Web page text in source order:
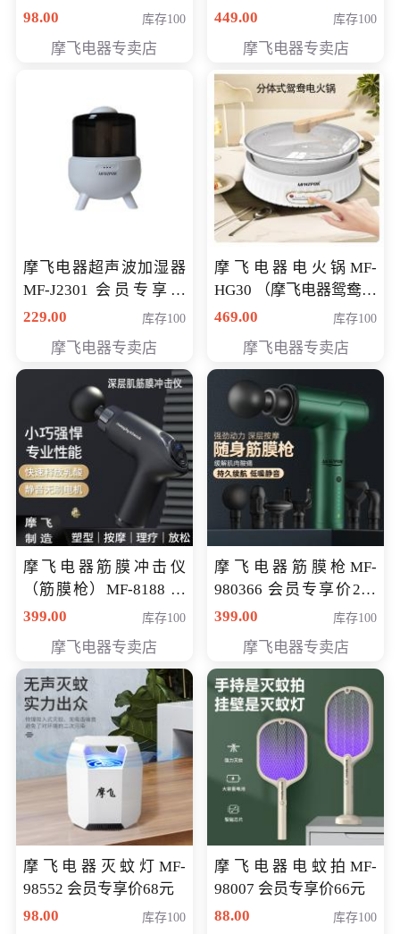
98.00
库存100
摩飞电器专卖店
专享价366元
449.00 库存100
摩飞电器专卖店
摩飞电器超声波加湿器
MF-J2301 会员专享价
168元
229.00 库存100
摩飞电器专卖店
摩飞电器电火锅MF-
HG30 （摩飞电器鸳鸯锅
MF-HG30 ） 会员专享价
469.00 库存100
摩飞电器专卖店
摩飞电器筋膜冲击仪
（筋膜枪）MF-8188 会
员专享价268元
399.00 库存100
摩飞电器专卖店
摩飞电器筋膜枪MF-
980366 会员专享价299
元
399.00 库存100
摩飞电器专卖店
摩飞电器灭蚊灯MF-
98552 会员专享价68元
98.00
库存100
摩飞电器电蚊拍MF-
98007 会员专享价66元
88.00
库存100